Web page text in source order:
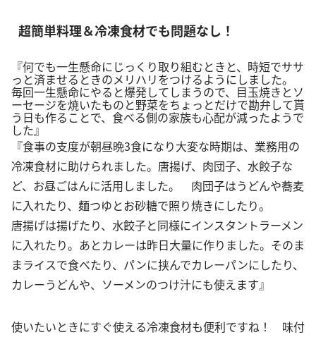
超簡単料理＆冷凍食材でも問題なし！
『何でも一生懸命にじっくり取り組むときと、時短でササ
っと済ませるときのメリハリをつけるようにしました。
毎回一生懸命にやると爆発してしまうので、目玉焼きとソ
ーセージを焼いたものと野菜をちょっとだけで勘弁して貰
う日も作ることで、食べる側の家族も心配が減ったようで
した』
『食事の支度が朝昼晩3食になり大変な時期は、業務用の
冷凍食材に助けられました。唐揚げ、肉団子、水餃子な
ど、お昼ごはんに活用しました。 肉団子はうどんや蕎麦
に入れたり、麺つゆとお砂糖で照り焼きにしたり。
唐揚げは揚げたり、水餃子と同様にインスタントラーメン
に入れたり。あとカレーは昨日大量に作りました。そのま
まライスで食べたり、パンに挟んでカレーパンにしたり、
カレーうどんや、ソーメンのつけ汁にも使えます』
使いたいときにすぐ使える冷凍食材も便利ですね！ 味付